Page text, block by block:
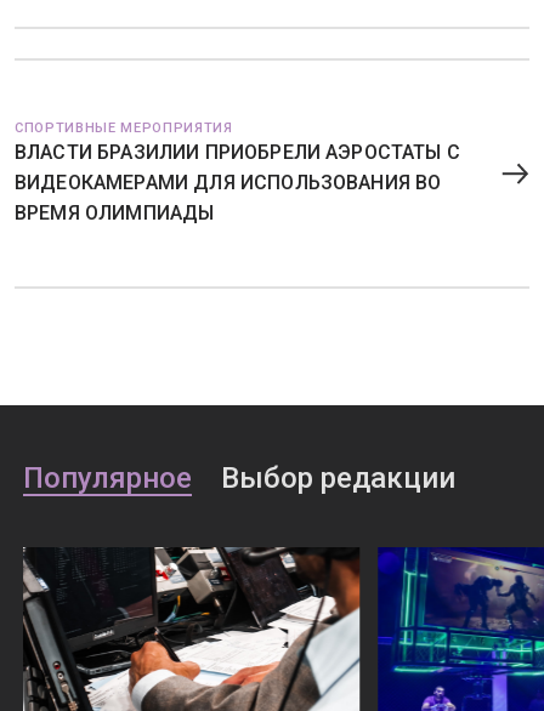
СПОРТИВНЫЕ МЕРОПРИЯТИЯ
ВЛАСТИ БРАЗИЛИИ ПРИОБРЕЛИ АЭРОСТАТЫ С
ВИДЕОКАМЕРАМИ ДЛЯ ИСПОЛЬЗОВАНИЯ ВО
ВРЕМЯ ОЛИМПИАДЫ
Популярное Выбор редакции